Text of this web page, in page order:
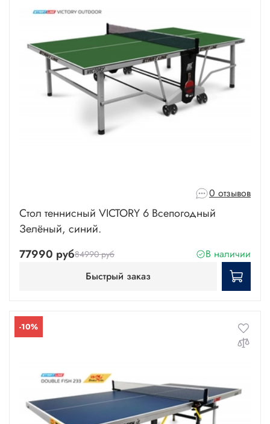
0 отзывов
Стол теннисный VICTORY 6 Всепогодный
Зелёный, синий.
77990 руб84990 руб
В наличии
Быстрый заказ
-10%